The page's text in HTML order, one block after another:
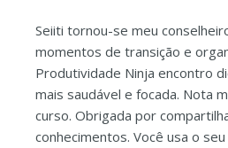
Seiiti tornou-se meu
momentos de transição e
Produtividade Ninja encontro
mais saudável e focada. Nota
curso. Obrigada por
conhecimentos. Você usa o